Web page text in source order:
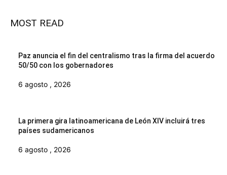
MOST READ
Paz anuncia el fin del centralismo tras la firma del acuerdo
50/50 con los gobernadores
6 agosto , 2026
La primera gira latinoamericana de León XIV incluirá tres
países sudamericanos
6 agosto , 2026